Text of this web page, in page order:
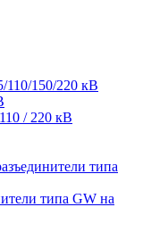
110/150/220 кВ
/ 220 кВ
типа
типа GW на